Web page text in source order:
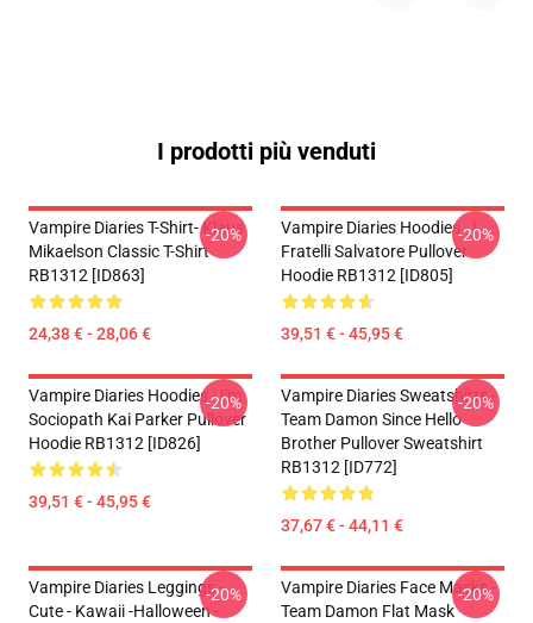
I prodotti più venduti
Vampire Diaries T-Shirt- Klaus
Mikaelson Classic T-Shirt
RB1312 [ID863]
24,38 € - 28,06 €
-20%
Vampire Diaries Hoodies - I
Fratelli Salvatore Pullover
Hoodie RB1312 [ID805]
39,51 € - 45,95 €
-20%
Vampire Diaries Hoodies - I'm
Sociopath Kai Parker Pullover
Hoodie RB1312 [ID826]
39,51 € - 45,95 €
-20%
Vampire Diaries Sweatshirts -
Team Damon Since Hello
Brother Pullover Sweatshirt
RB1312 [ID772]
37,67 € - 44,11 €
-20%
Vampire Diaries Leggings -
Cute - Kawaii -Halloween -
-20%
Vampire Diaries Face Masks -
Team Damon Flat Mask
-20%